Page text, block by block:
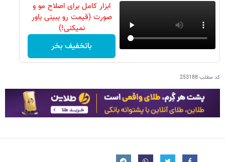
ابزار کامل برای اصلاح مو و
صورت (قیمت رو ببینی باور
نمیکنی!)
باتخفیف بخر
کد مطلب253188